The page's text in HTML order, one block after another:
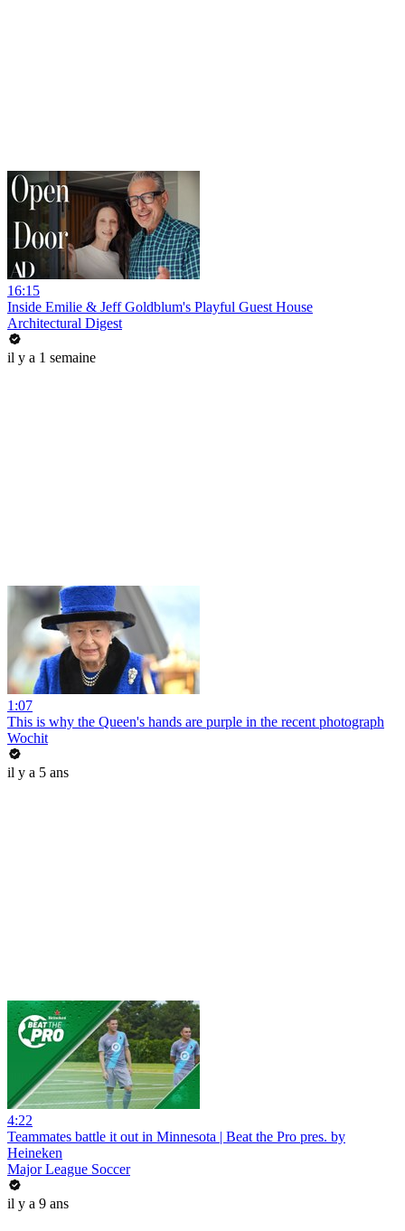
16:15
Inside Emilie & Jeff Goldblum's Playful Guest House
Architectural Digest
il y a 1 semaine
1:07
This is why the Queen's hands are purple in the recent photograph
Wochit
il y a 5 ans
4:22
Teammates battle it out in Minnesota | Beat the Pro pres. by
Heineken
Major League Soccer
il y a 9 ans